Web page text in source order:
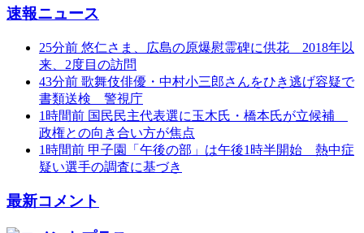
速報ニュース
25分前 悠仁さま、広島の原爆慰霊碑に供花 2018年以
来、2度目の訪問
43分前 歌舞伎俳優・中村小三郎さんをひき逃げ容疑で
書類送検 警視庁
1時間前 国民民主代表選に玉木氏・橋本氏が立候補
政権との向き合い方が焦点
1時間前 甲子園「午後の部」は午後1時半開始 熱中症
疑い選手の調査に基づき
最新コメント